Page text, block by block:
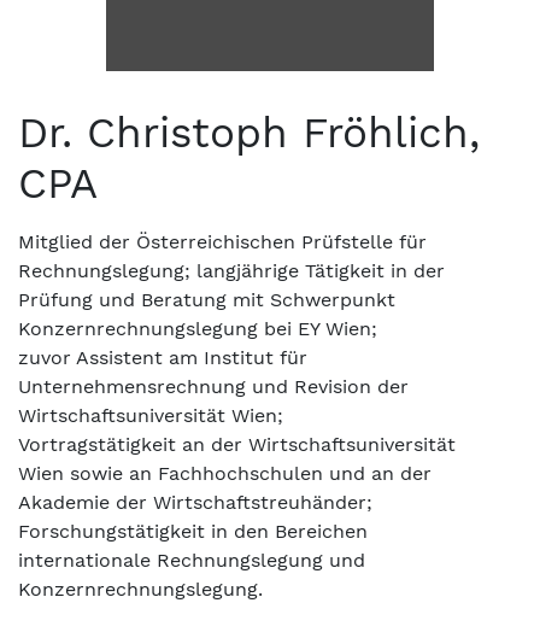
Dr. Christoph Fröhlich,
CPA
Mitglied der Österreichischen Prüfstelle für
Rechnungslegung; langjährige Tätigkeit in der
Prüfung und Beratung mit Schwerpunkt
Konzernrechnungslegung bei EY Wien;
zuvor Assistent am Institut für
Unternehmensrechnung und Revision der
Wirtschaftsuniversität Wien;
Vortragstätigkeit an der Wirtschaftsuniversität
Wien sowie an Fachhochschulen und an der
Akademie der Wirtschaftstreuhänder;
Forschungstätigkeit in den Bereichen
internationale Rechnungslegung und
Konzernrechnungslegung.